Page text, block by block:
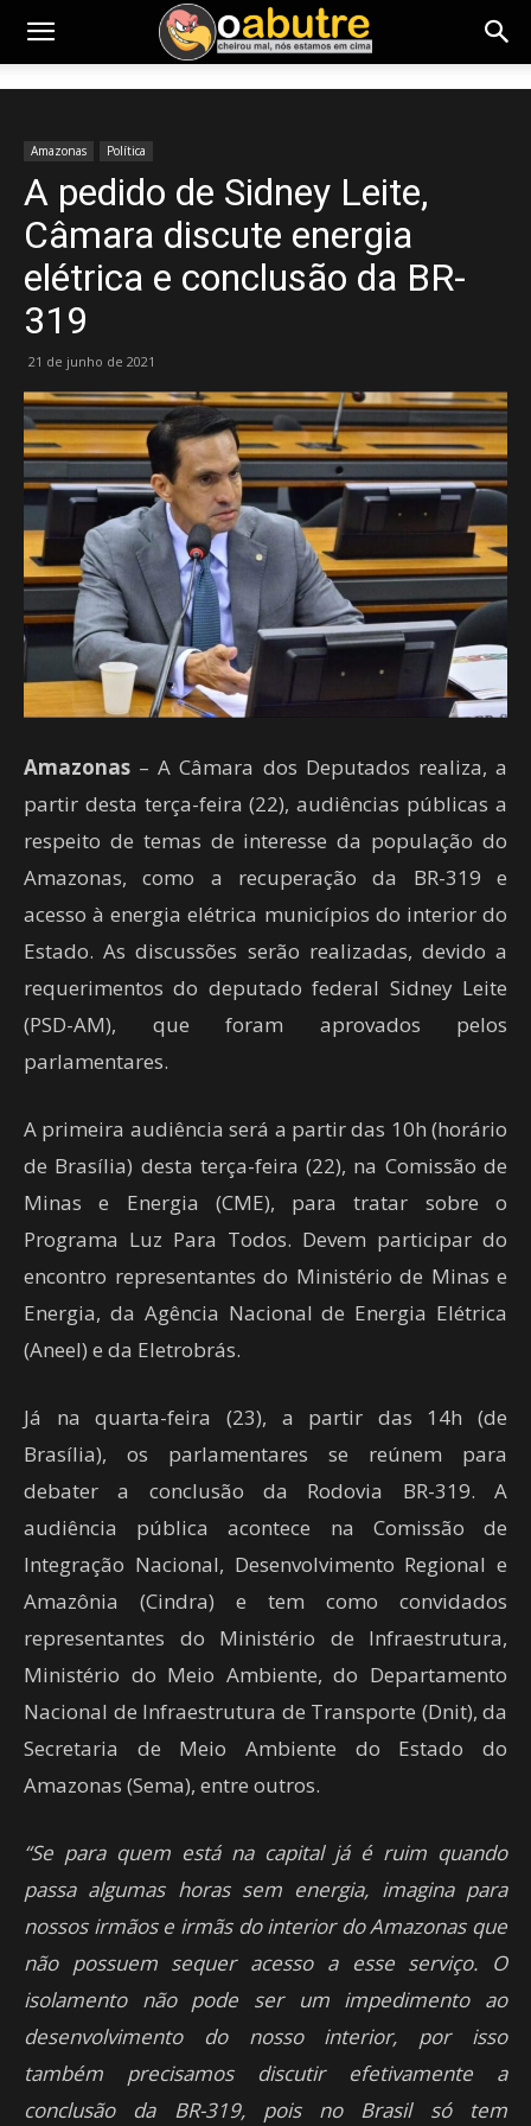
Amazonas Política
A pedido de Sidney Leite,
Câmara discute energia
elétrica e conclusão da BR-
319
21 de junho de 2021
Amazonas – A Câmara dos Deputados realiza, a
partir desta terça-feira (22), audiências públicas a
respeito de temas de interesse da população do
Amazonas, como a recuperação da BR-319 e
acesso à energia elétrica municípios do interior do
Estado. As discussões serão realizadas, devido a
requerimentos do deputado federal Sidney Leite
(PSD-AM), que foram aprovados pelos
parlamentares.
A primeira audiência será a partir das 10h (horário
de Brasília) desta terça-feira (22), na Comissão de
Minas e Energia (CME), para tratar sobre o
Programa Luz Para Todos. Devem participar do
encontro representantes do Ministério de Minas e
Energia, da Agência Nacional de Energia Elétrica
(Aneel) e da Eletrobrás.
Já na quarta-feira (23), a partir das 14h (de
Brasília), os parlamentares se reúnem para
debater a conclusão da Rodovia BR-319. A
audiência pública acontece na Comissão de
Integração Nacional, Desenvolvimento Regional e
Amazônia (Cindra) e tem como convidados
representantes do Ministério de Infraestrutura,
Ministério do Meio Ambiente, do Departamento
Nacional de Infraestrutura de Transporte (Dnit), da
Secretaria de Meio Ambiente do Estado do
Amazonas (Sema), entre outros.
“Se para quem está na capital já é ruim quando
passa algumas horas sem energia, imagina para
nossos irmãos e irmãs do interior do Amazonas que
não possuem sequer acesso a esse serviço. O
isolamento não pode ser um impedimento ao
desenvolvimento do nosso interior, por isso
também precisamos discutir efetivamente a
conclusão da BR-319, pois no Brasil só tem